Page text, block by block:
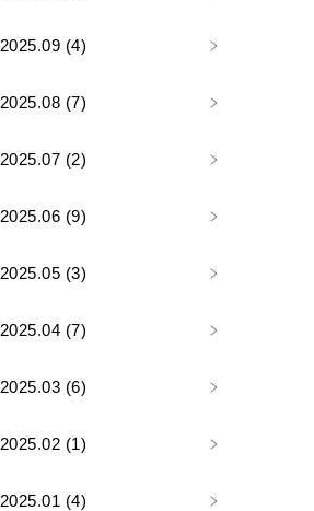
2025.09 (4)
2025.08 (7)
2025.07 (2)
2025.06 (9)
2025.05 (3)
2025.04 (7)
2025.03 (6)
2025.02 (1)
2025.01 (4)